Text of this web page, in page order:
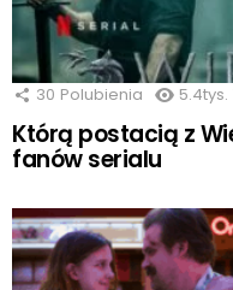
30 Polubienia 5.4tys.
Którą postacią z
fanów serialu